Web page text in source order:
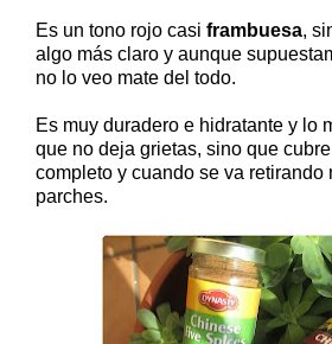
Es un tono rojo casi frambuesa,
algo más claro y aunque
no lo veo mate del todo.
Es muy duradero e hidratante y lo
que no deja grietas, sino que
completo y cuando se va retirando
parches.